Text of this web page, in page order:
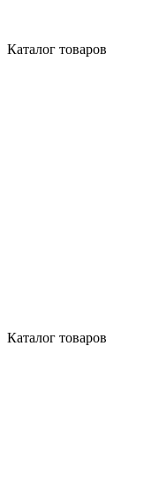
Каталог товаров
Каталог товаров